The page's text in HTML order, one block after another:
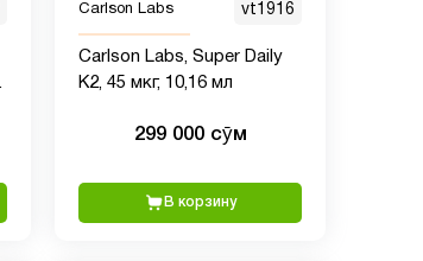
Carlson Labs vt1916
Carlson Labs, Super Daily
K2, 45 мкг, 10,16 мл
299 000 сӯм
В корзину